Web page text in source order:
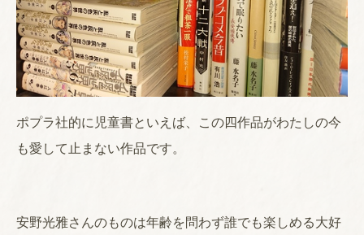
ポプラ社的に児童書といえば、この四作品がわたしの今
も愛して止まない作品です。
安野光雅さんのものは年齢を問わず誰でも楽しめる大好